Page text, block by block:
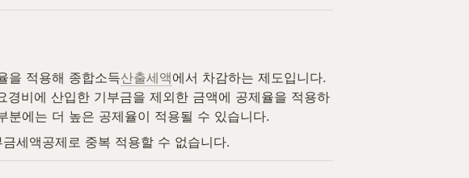
을 적용해 종합소득산출세액에서 차감하는 제도입니다.
비에 산입한 기부금을 제외한 금액에 공제율을 적용하
분에는 더 높은 공제율이 적용될 수 있습니다.
세액공제로 중복 적용할 수 없습니다.